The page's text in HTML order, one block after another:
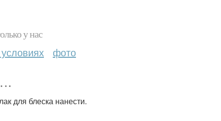
у нас
фото
для блеска нанести.